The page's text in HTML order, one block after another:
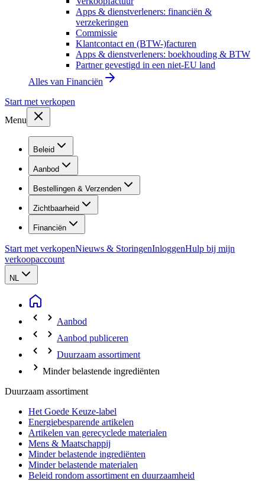
Apps & dienstverleners: financiën &
verzekeringen
Commissie
Klantcontact en (BTW-)facturen
Apps & dienstverleners: boekhouding & BTW
Partner gevestigd in een niet-EU land
Alles van Financiën
Start met verkopen
Menu
Beleid
Aanbod
Bestellingen & Verzenden
Zichtbaarheid
Financiën
Start met verkopenNieuws & StoringenInloggenHulp bij mijn
verkoopaccount
NL
Aanbod
Aanbod publiceren
Duurzaam assortiment
Minder belastende ingrediënten
Duurzaam assortiment
Het Goede Keuze-label
Energiebesparende artikelen
Artikelen van gerecyclede materialen
Mens & Maatschappij
Minder belastende ingrediënten
Minder belastende materialen
Beleid rondom assortiment en duurzaamheid